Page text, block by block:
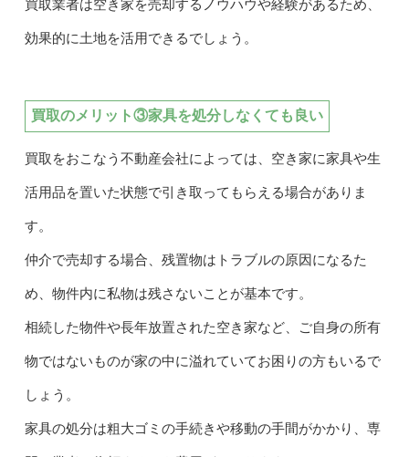
買取業者は空き家を売却するノウハウや経験があるため、
効果的に土地を活用できるでしょう。
買取のメリット③家具を処分しなくても良い
買取をおこなう不動産会社によっては、空き家に家具や生
活用品を置いた状態で引き取ってもらえる場合がありま
す。
仲介で売却する場合、残置物はトラブルの原因になるた
め、物件内に私物は残さないことが基本です。
相続した物件や長年放置された空き家など、ご自身の所有
物ではないものが家の中に溢れていてお困りの方もいるで
しょう。
家具の処分は粗大ゴミの手続きや移動の手間がかかり、専